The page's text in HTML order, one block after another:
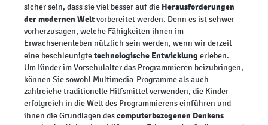
sicher sein, dass sie viel besser auf die Herausforderungen
der modernen Weltvorbereitet werden. Denn es ist schwer
vorherzusagen, welche Fähigkeiten ihnen im
Erwachsenenleben nützlich sein werden, wenn wir derzeit
eine beschleunigtetechnologische Entwicklung erleben.
Um Kinder im Vorschulalter das Programmieren beizubringen,
können Sie sowohl Multimedia-Programme als auch
zahlreiche traditionelle Hilfsmittel verwenden, die Kinder
erfolgreich in die Welt des Programmierens einführen und
ihnen die Grundlagen descomputerbezogenen Denkens